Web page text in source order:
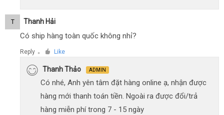
T Thanh Hải
Có ship hàng toàn quốc không nhỉ?
Reply ● Like
Thanh Thảo ADMIN
Có nhé, Anh yên tâm đặt hàng online ạ, nhận được
hàng mới thanh toán tiền. Ngoài ra được đổi/trả
hàng miễn phí trong 7 - 15 ngày